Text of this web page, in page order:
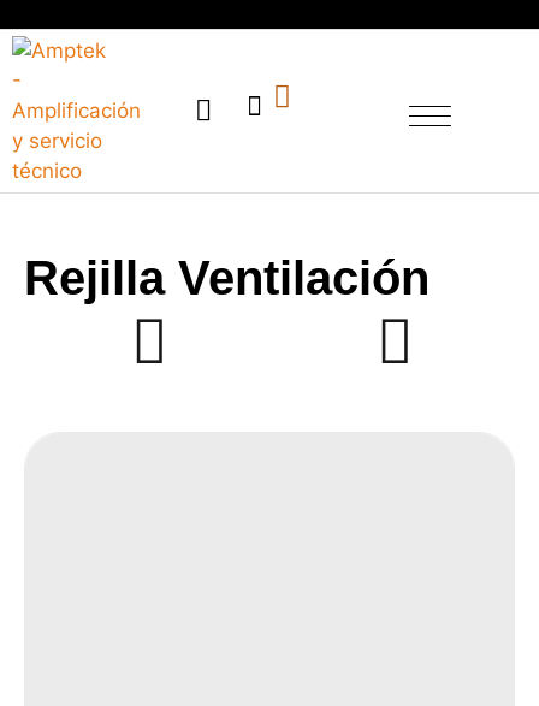
Rejilla Ventilación